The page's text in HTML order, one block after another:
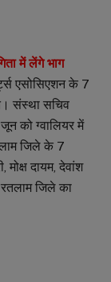
में लेंगे भाग
एसोसिएशन के 7
संस्था सचिव
को ग्वालियर में
जिले के 7
दायम, देवांश
रतलाम जिले का